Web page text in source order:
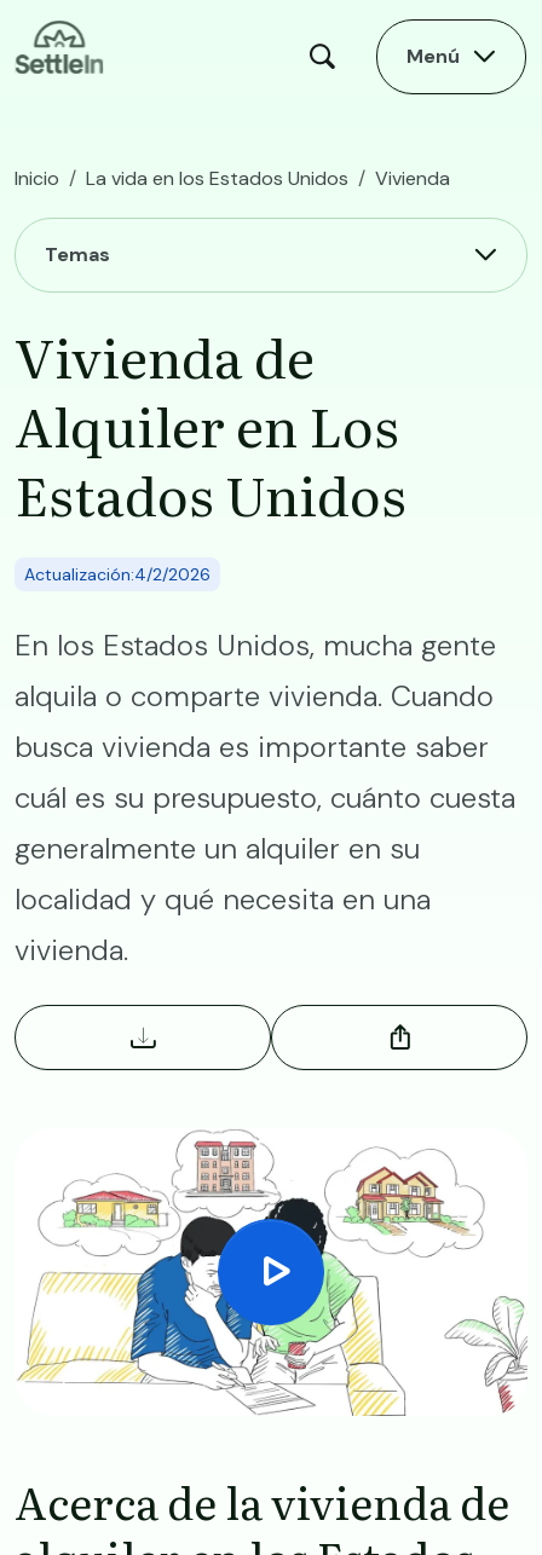
Skip to main content
Menú
Inicio La vida en los Estados Unidos
Vivienda
Vivienda de Alquiler en Los Estados Unidos
Main navigation
Temas
Vivienda de
Alquiler en Los
Estados Unidos
Actualización:4/2/2026
En los Estados Unidos, mucha gente
alquila o comparte vivienda. Cuando
busca vivienda es importante saber
cuál es su presupuesto, cuánto cuesta
generalmente un alquiler en su
localidad y qué necesita en una
vivienda.
Acerca de la vivienda de